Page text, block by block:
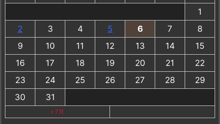
1
2
3 4 5 6 7
8
9
10 11 12 13 14
15
16
17 18 19 20 21
22
23
24 25 26 27 28
29
30
31
« 7月